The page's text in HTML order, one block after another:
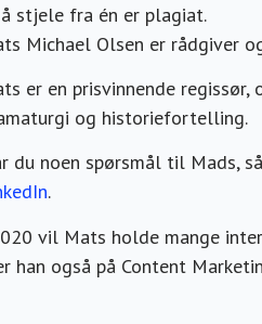
stjele fra én er plagiat.
Michael Olsen er rådgiver
er en prisvinnende
og historiefortelling.
du noen spørsmål til Mads,
.
vil Mats holde mange
han også på Content